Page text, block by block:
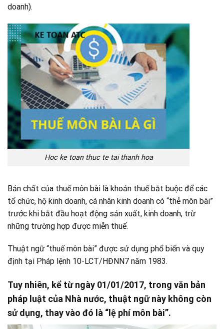
doanh).
Hoc ke toan thuc te tai thanh hoa
Bản chất của thuế môn bài là khoản thuế bắt buộc để các
tổ chức, hộ kinh doanh, cá nhân kinh doanh có “thẻ môn bài”
trước khi bắt đầu hoạt động sản xuất, kinh doanh, trừ
những trường hợp được miễn thuế.
Thuật ngữ “thuế môn bài” được sử dụng phổ biến và quy
định tại Pháp lệnh 10-LCT/HĐNN7 năm 1983.
Tuy nhiên, kể từ ngày 01/01/2017, trong văn bản
pháp luật của Nhà nước, thuật ngữ này không còn
sử dụng, thay vào đó là “lệ phí môn bài”.